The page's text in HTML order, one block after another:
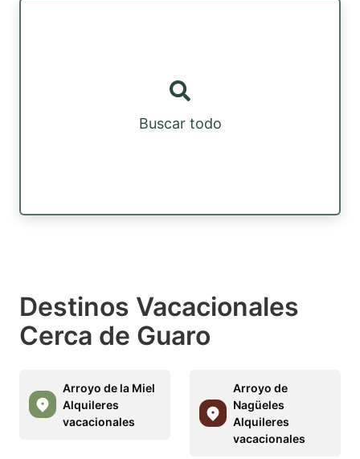
Buscar todo
Destinos Vacacionales
Cerca de Guaro
Arroyo de la Miel
Alquileres
vacacionales
Arroyo de
Nagüeles
Alquileres
vacacionales